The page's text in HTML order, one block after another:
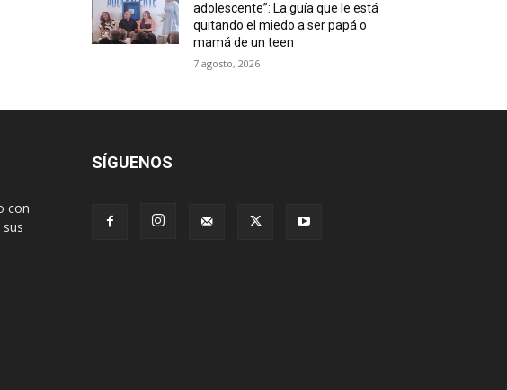
adolescente”: La guía que le está
quitando el miedo a ser papá o
mamá de un teen
7 agosto, 2026
con
SÍGUENOS